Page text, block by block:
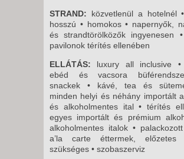
STRAND: közvetlenül a hotelnél
hosszú • homokos • napernyők,
és strandtörölközők ingyenesen
pavilonok térítés ellenében
ELLÁTÁS: luxury all inclusive •
ebéd és vacsora
snackek • kávé, tea és
minden helyi és néhány importált
és alkoholmentes ital • térítés
egyes importált és prémium
alkoholmentes italok •
a’la carte éttermek, előzetes
szükséges • szobaszerviz